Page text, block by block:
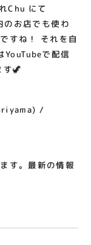
ッフ募集
自身で育
はYouTube
しくお願い
Chu にて
お店でも使わ
すね！ それを自
で配信
🦖
/
す。最新の情報